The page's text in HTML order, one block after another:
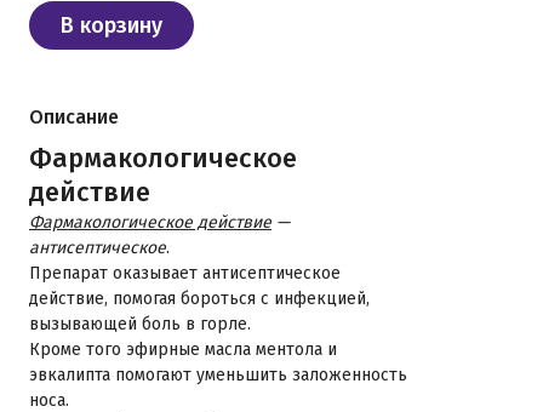
В корзину
Описание
Фармакологическое
действие
Фармакологическое действие —
антисептическое.
Препарат оказывает антисептическое
действие, помогая бороться с инфекцией,
вызывающей боль в горле.
Кроме того эфирные масла ментола и
эвкалипта помогают уменьшить заложенность
носа.